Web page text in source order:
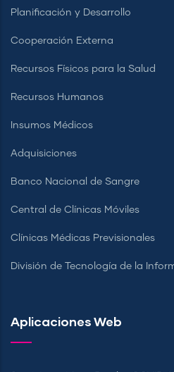
Planificación y Desarrollo
Cooperación Externa
Recursos Físicos para la Salud
Recursos Humanos
Insumos Médicos
Adquisiciones
Banco Nacional de Sangre
Central de Clínicas Móviles
Clínicas Médicas Previsionales
División de Tecnología de la
Aplicaciones Web